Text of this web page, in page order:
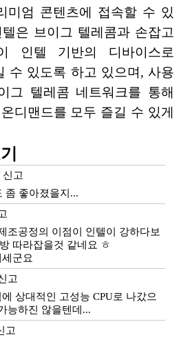
미엄 콘텐츠에 접속할 수 있
은 브이그 텔레콤과 손잡고
인텔 기반의 디바이스로
수 있도록 하고 있으며, 사용
그 텔레콤 네트워크를 통해
디맨드를 모두 즐길 수 있게
신고
좀 좋아졌을지...
조공정의 이점이 인텔이 강하다보
따라잡을것 같네요 ㅎ
군요
고
상대적인 고성능 CPU로 나갔으
능하진 않을텐데...
고